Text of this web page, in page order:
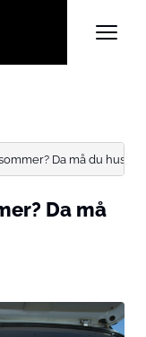
Da må du huske...
Da må